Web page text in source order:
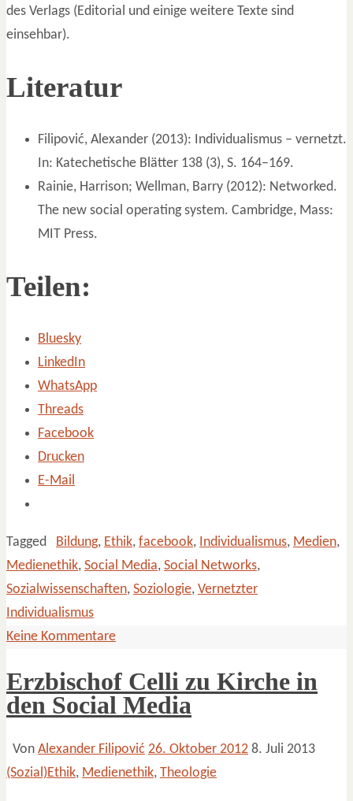
des Verlags (Editorial und einige weitere Texte sind
einsehbar).
Literatur
Filipović, Alexander (2013): Individualismus – vernetzt.
In: Katechetische Blätter 138 (3), S. 164–169.
Rainie, Harrison; Wellman, Barry (2012): Networked.
The new social operating system. Cambridge, Mass:
MIT Press.
Teilen:
Bluesky
LinkedIn
WhatsApp
Threads
Facebook
Drucken
E-Mail
Tagged Bildung, Ethik, facebook, Individualismus, Medien,
Medienethik, Social Media, Social Networks,
Sozialwissenschaften, Soziologie, Vernetzter
Individualismus
Keine Kommentare
Erzbischof Celli zu Kirche in
den Social Media
Von Alexander Filipović 26. Oktober 2012 8. Juli 2013
(Sozial)Ethik, Medienethik, Theologie